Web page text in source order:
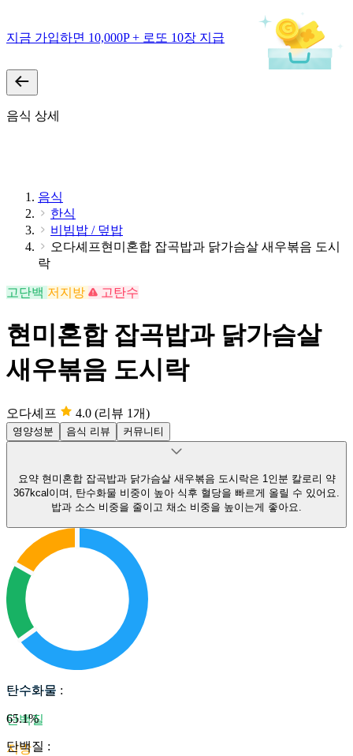
지금 가입하면 10,000P + 로또 10장 지급
음식 상세
음식
한식
비빔밥 / 덮밥
오다셰프현미혼합 잡곡밥과 닭가슴살 새우볶음 도시
락
고단백 저지방 고탄수
현미혼합 잡곡밥과 닭가슴살
새우볶음 도시락
오다셰프 4.0 (리뷰 1개)
영양성분 음식 리뷰 커뮤니티
요약 현미혼합 잡곡밥과 닭가슴살 새우볶음 도시락은 1인분 칼로리 약
367kcal이며, 탄수화물 비중이 높아 식후 혈당을 빠르게 올릴 수 있어요.
밥과 소스 비중을 줄이고 채소 비중을 높이는게 좋아요.
탄수화물
단백질
지방
탄수화물 :
65.1%
단백질 :